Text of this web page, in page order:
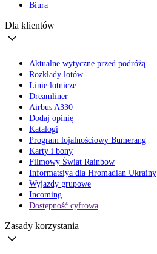
Biura
Dla klientów
Aktualne wytyczne przed podróżą
Rozkłady lotów
Linie lotnicze
Dreamliner
Airbus A330
Dodaj opinię
Katalogi
Program lojalnościowy Bumerang
Karty i bony
Filmowy Świat Rainbow
Informatsiya dla Hromadian Ukrainy
Wyjazdy grupowe
Incoming
Dostępność cyfrowa
Zasady korzystania